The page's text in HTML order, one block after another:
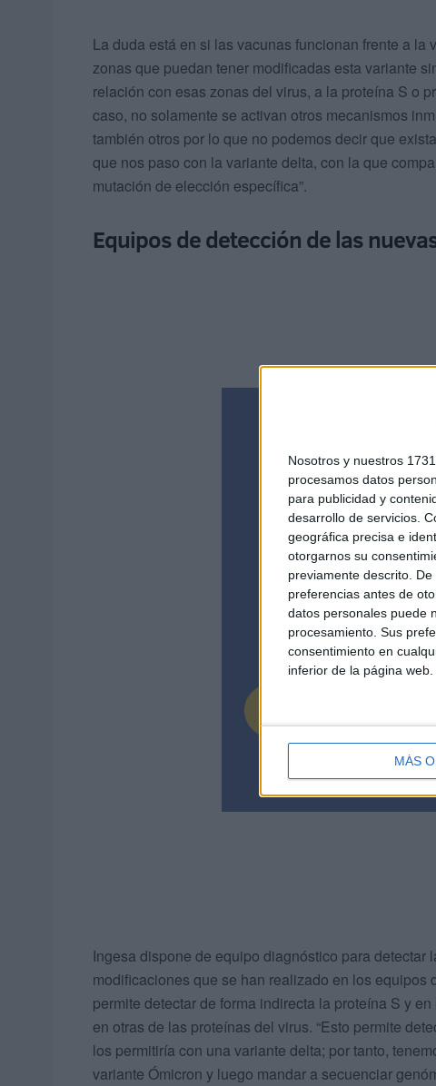
Nosotros y nuestros 1731
procesamos datos
para publicidad y
desarrollo de servicios.
geográfica precisa e
otorgarnos su
previamente descrito.
preferencias antes de
datos personales puede
procesamiento. Sus
consentimiento en
inferior de la página web.
MÁS
La duda está en si las vacunas funcionan frente a la
zonas que puedan tener modificadas esta variante
relación con esas zonas del virus, a la proteína S o
caso, no solamente se activan otros mecanismos
también otros por lo que no podemos decir que
que nos paso con la variante delta, con la que
mutación de elección específica”.
Equipos de detección de las
Ingesa dispone de equipo diagnóstico para detectar
modificaciones que se han realizado en los
permite detectar de forma indirecta la proteína S y
en otras de las proteínas del virus. “Esto permite
los permitiría con una variante delta; por tanto,
variante Ómicron y luego mandar a secuenciar